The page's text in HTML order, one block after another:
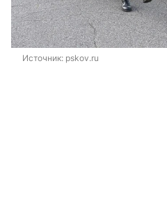
Источник: pskov.ru